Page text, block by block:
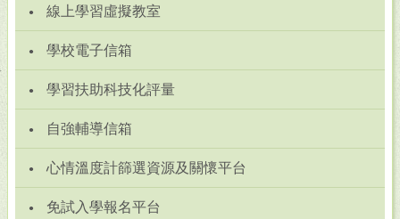
線上學習虛擬教室
學校電子信箱
學習扶助科技化評量
自強輔導信箱
心情溫度計篩選資源及關懷平台
免試入學報名平台